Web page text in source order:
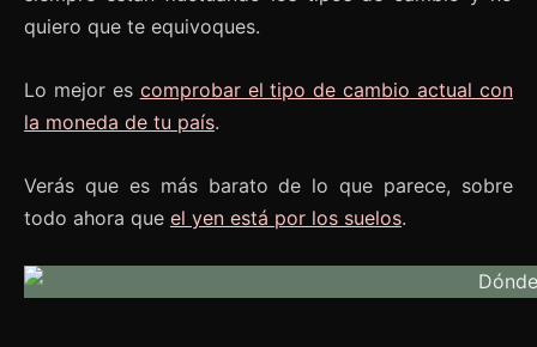
quiero que te equivoques.
Lo mejor es comprobar el tipo de cambio actual con
la moneda de tu país.
Verás que es más barato de lo que parece, sobre
todo ahora que el yen está por los suelos.